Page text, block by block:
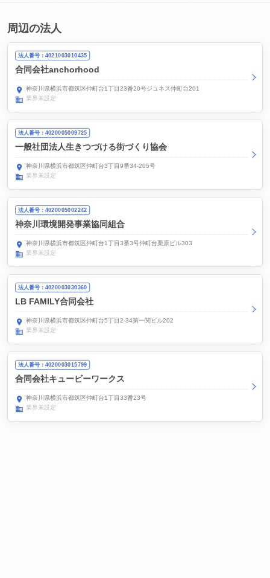
周辺の法人
法人番号：4021003010435
合同会社anchorhood
神奈川県横浜市都筑区仲町台1丁目23番20号ジュネス仲町台201
業界未設定
法人番号：4020005009725
一般社団法人生きつづける街づくり協会
神奈川県横浜市都筑区仲町台3丁目9番34-205号
業界未設定
法人番号：4020005002242
神奈川環境開発事業協同組合
神奈川県横浜市都筑区仲町台1丁目3番3号仲町台栗原ビル303
業界未設定
法人番号：4020003030360
LB FAMILY合同会社
神奈川県横浜市都筑区仲町台5丁目2-34第一関ビル202
業界未設定
法人番号：4020003015799
合同会社キュービーワークス
神奈川県横浜市都筑区仲町台1丁目33番23号
業界未設定